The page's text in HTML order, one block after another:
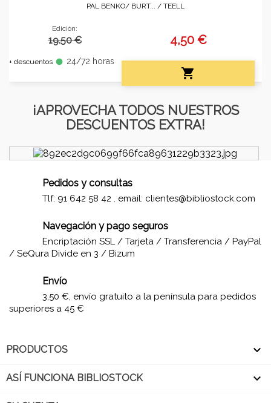
PAL BENKO/ BURT... / TEELL
Edición:
19.50 €
+ descuentos fiber_manual_record 24/72 horas
4,50 €

¡APROVECHA TODOS NUESTROS
DESCUENTOS EXTRA!
Pedidos y consultas
Tlf: 91 642 58 42 . email: clientes@bibliostock.com
Navegación y pago seguros
Encriptación SSL / Tarjeta / Transferencia / PayPal
/ SeQura Divide en 3 / Bizum
Envío
3,50 €, envío gratuito a la península para pedidos
superiores a 45 €
PRODUCTOS 
ASÍ FUNCIONA BIBLIOSTOCK 